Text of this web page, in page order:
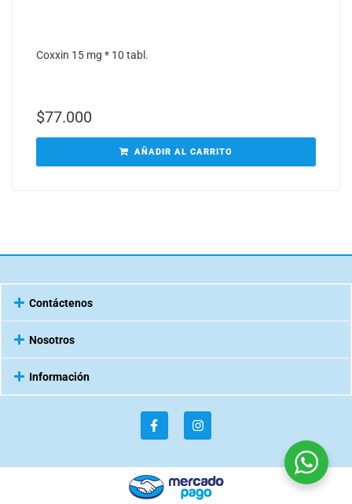
Coxxin 15 mg * 10 tabl.
$77.000
AÑADIR AL CARRITO
Contáctenos
Nosotros
Información